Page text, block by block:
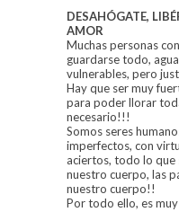
DESAHÓGATE,
AMOR
Muchas personas
guardarse todo,
vulnerables, pero
Hay que ser muy
para poder llorar
necesario!!!
Somos seres
imperfectos, con
aciertos, todo lo
nuestro cuerpo, las
nuestro cuerpo!!
Por todo ello, es